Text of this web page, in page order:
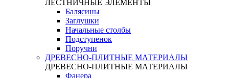
ЛЕСТНИЧНЫЕ ЭЛЕМЕНТЫ
Балясины
Заглушки
Начальные столбы
Подступенок
Поручни
ДРЕВЕСНО-ПЛИТНЫЕ МАТЕРИАЛЫ
ДРЕВЕСНО-ПЛИТНЫЕ МАТЕРИАЛЫ
Фанера